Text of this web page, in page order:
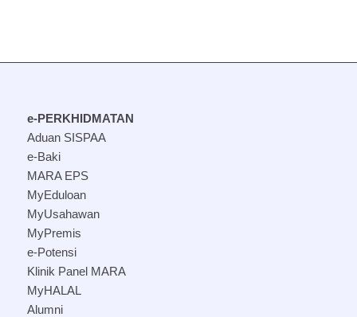
be
e-PERKHIDMATAN
Aduan SISPAA
e-Baki
MARA EPS
MyEduloan
MyUsahawan
MyPremis
e-Potensi
Klinik Panel MARA
MyHALAL
Alumni